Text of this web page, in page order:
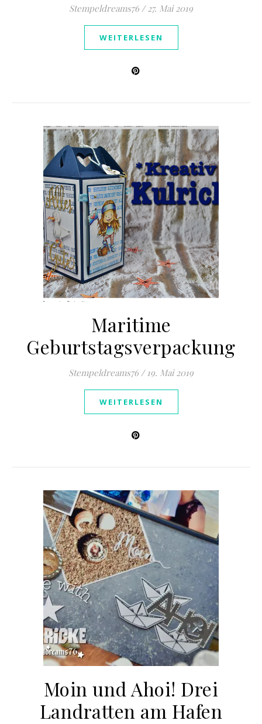
Stempeldreams76 / 27. Mai 2019
WEITERLESEN
Maritime
Geburtstagsverpackung
Stempeldreams76 / 19. Mai 2019
WEITERLESEN
Moin und Ahoi! Drei
Landratten am Hafen